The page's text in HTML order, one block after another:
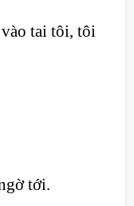
tai tôi, tôi
tới.